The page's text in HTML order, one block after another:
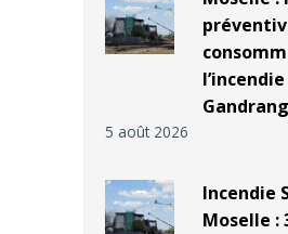
5 août 2026
Incendie
Moselle :